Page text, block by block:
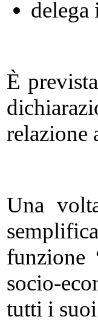
È
relazione
Una
funzione
socio-
tutti i